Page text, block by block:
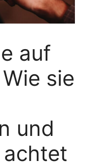
auf
sie
und